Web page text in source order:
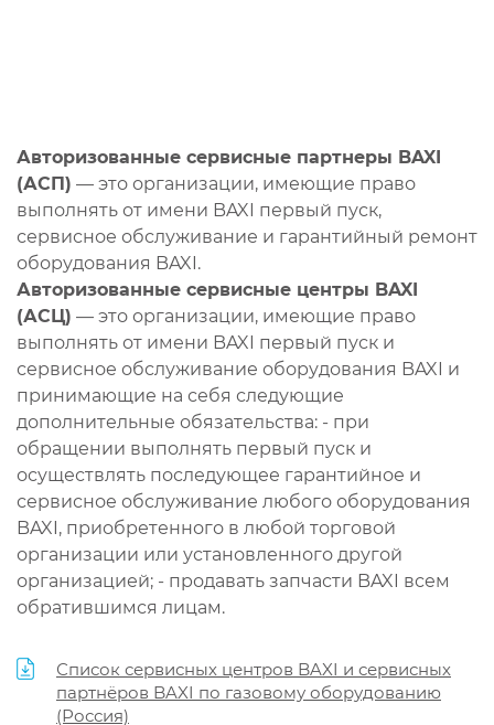
Авторизованные сервисные партнеры BAXI
(АСП) — это организации, имеющие право
выполнять от имени BAXI первый пуск,
сервисное обслуживание и гарантийный ремонт
оборудования BAXI.
Авторизованные сервисные центры BAXI
(АСЦ) — это организации, имеющие право
выполнять от имени BAXI первый пуск и
сервисное обслуживание оборудования BAXI и
принимающие на себя следующие
дополнительные обязательства: - при
обращении выполнять первый пуск и
осуществлять последующее гарантийное и
сервисное обслуживание любого оборудования
BAXI, приобретенного в любой торговой
организации или установленного другой
организацией; - продавать запчасти BAXI всем
обратившимся лицам.
Список сервисных центров BAXI и сервисных
партнёров BAXI по газовому оборудованию
(Россия)